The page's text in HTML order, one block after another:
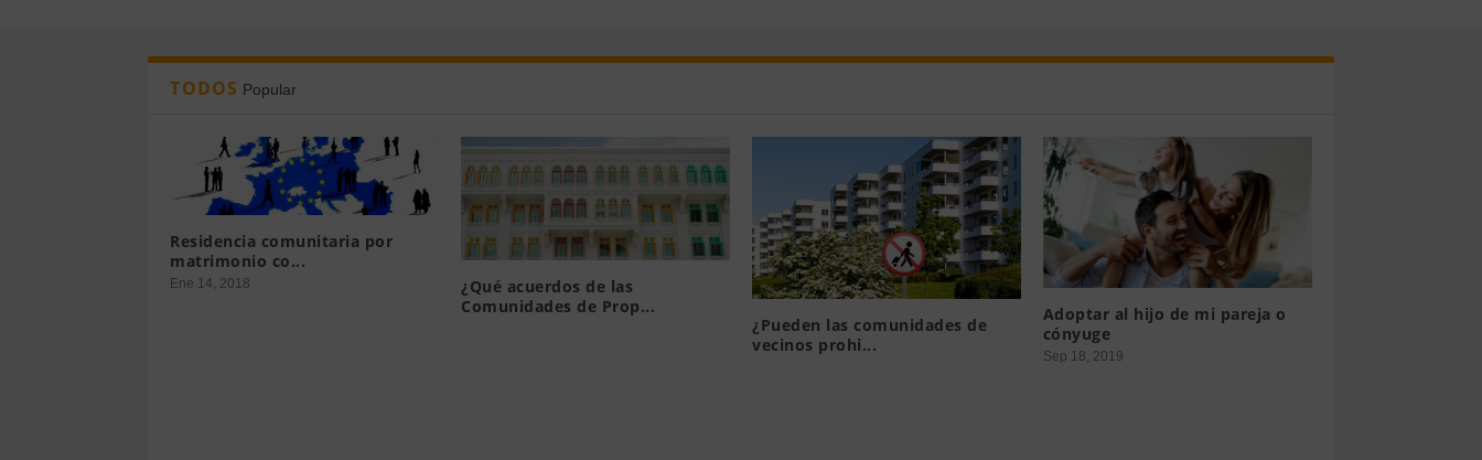
TODOS Popular
Residencia comunitaria por
matrimonio co...
Ene 14, 2018
¿Qué acuerdos de las
Comunidades de Prop...
¿Pueden las comunidades de
vecinos prohi...
Adoptar al hijo de mi pareja o
cónyuge
Sep 18, 2019